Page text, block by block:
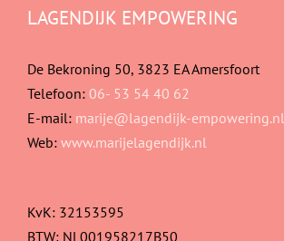
LAGENDIJK EMPOWERING
De Bekroning 50, 3823 EA Amersfoort
Telefoon: 06- 53 54 40 62
E-mail: marije@lagendijk-empowering.nl
Web: www.marijelagendijk.nl
KvK: 32153595
BTW: NL001958217B50